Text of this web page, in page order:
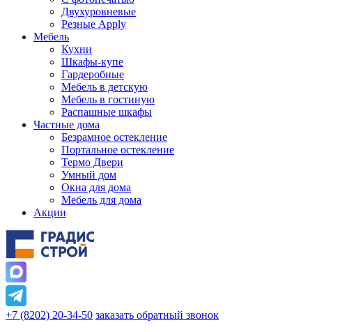
Двухуровневые
Резные Apply
Мебель
Кухни
Шкафы-купе
Гардеробные
Мебель в детскую
Мебель в гостиную
Распашные шкафы
Частные дома
Безрамное остекление
Портальное остекление
Термо Двери
Умный дом
Окна для дома
Мебель для дома
Акции
+7 (8202) 20-34-50 заказать обратный звонок